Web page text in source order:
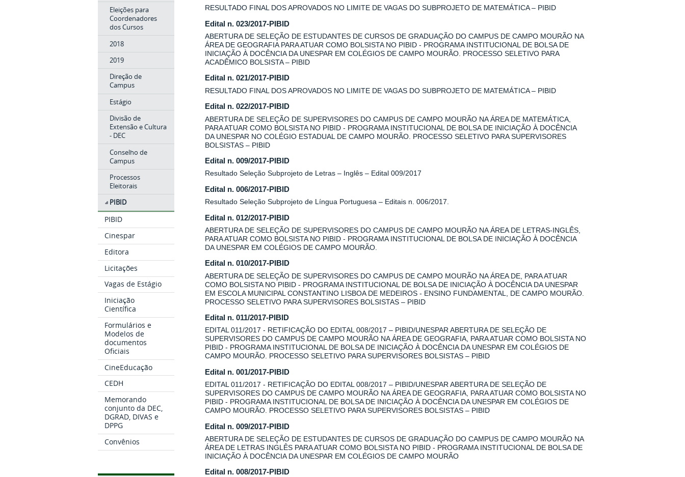
Eleições para
Coordenadores
dos Cursos
2018
2019
Direção de
Campus
Estágio
Divisão de
Extensão e Cultura
- DEC
Conselho de
Campus
Processos
Eleitorais
PIBID
PIBID
Cinespar
Editora
Licitações
Vagas de Estágio
Iniciação
Científica
Formulários e
Modelos de
documentos
Oficiais
CineEducação
CEDH
Memorando
conjunto da DEC,
DGRAD, DIVAS e
DPPG
Convênios
RESULTADO FINAL DOS APROVADOS NO LIMITE DE VAGAS DO SUBPROJETO DE MATEMÁTICA – PIBID
Edital n. 023/2017-PIBID
ABERTURA DE SELEÇÃO DE ESTUDANTES DE CURSOS DE GRADUAÇÃO DO CAMPUS DE CAMPO MOURÃO NA
ÁREA DE GEOGRAFIA PARA ATUAR COMO BOLSISTA NO PIBID - PROGRAMA INSTITUCIONAL DE BOLSA DE
INICIAÇÃO À DOCÊNCIA DA UNESPAR EM COLÉGIOS DE CAMPO MOURÃO. PROCESSO SELETIVO PARA
ACADÊMICO BOLSISTA – PIBID
Edital n. 021/2017-PIBID
RESULTADO FINAL DOS APROVADOS NO LIMITE DE VAGAS DO SUBPROJETO DE MATEMÁTICA – PIBID
Edital n. 022/2017-PIBID
ABERTURA DE SELEÇÃO DE SUPERVISORES DO CAMPUS DE CAMPO MOURÃO NA ÁREA DE MATEMÁTICA,
PARA ATUAR COMO BOLSISTA NO PIBID - PROGRAMA INSTITUCIONAL DE BOLSA DE INICIAÇÃO À DOCÊNCIA
DA UNESPAR NO COLÉGIO ESTADUAL DE CAMPO MOURÃO. PROCESSO SELETIVO PARA SUPERVISORES
BOLSISTAS – PIBID
Edital n. 009/2017-PIBID
Resultado Seleção Subprojeto de Letras – Inglês – Edital 009/2017
Edital n. 006/2017-PIBID
Resultado Seleção Subprojeto de Língua Portuguesa – Editais n. 006/2017.
Edital n. 012/2017-PIBID
ABERTURA DE SELEÇÃO DE SUPERVISORES DO CAMPUS DE CAMPO MOURÃO NA ÁREA DE LETRAS-INGLÊS,
PARA ATUAR COMO BOLSISTA NO PIBID - PROGRAMA INSTITUCIONAL DE BOLSA DE INICIAÇÃO À DOCÊNCIA
DA UNESPAR EM COLÉGIOS DE CAMPO MOURÃO.
Edital n. 010/2017-PIBID
ABERTURA DE SELEÇÃO DE SUPERVISORES DO CAMPUS DE CAMPO MOURÃO NA ÁREA DE, PARA ATUAR
COMO BOLSISTA NO PIBID - PROGRAMA INSTITUCIONAL DE BOLSA DE INICIAÇÃO À DOCÊNCIA DA UNESPAR
EM ESCOLA MUNICIPAL CONSTANTINO LISBOA DE MEDEIROS - ENSINO FUNDAMENTAL, DE CAMPO MOURÃO.
PROCESSO SELETIVO PARA SUPERVISORES BOLSISTAS – PIBID
Edital n. 011/2017-PIBID
EDITAL 011/2017 - RETIFICAÇÃO DO EDITAL 008/2017 – PIBID/UNESPAR ABERTURA DE SELEÇÃO DE
SUPERVISORES DO CAMPUS DE CAMPO MOURÃO NA ÁREA DE GEOGRAFIA, PARA ATUAR COMO BOLSISTA NO
PIBID - PROGRAMA INSTITUCIONAL DE BOLSA DE INICIAÇÃO À DOCÊNCIA DA UNESPAR EM COLÉGIOS DE
CAMPO MOURÃO. PROCESSO SELETIVO PARA SUPERVISORES BOLSISTAS – PIBID
Edital n. 001/2017-PIBID
EDITAL 011/2017 - RETIFICAÇÃO DO EDITAL 008/2017 – PIBID/UNESPAR ABERTURA DE SELEÇÃO DE
SUPERVISORES DO CAMPUS DE CAMPO MOURÃO NA ÁREA DE GEOGRAFIA, PARA ATUAR COMO BOLSISTA NO
PIBID - PROGRAMA INSTITUCIONAL DE BOLSA DE INICIAÇÃO À DOCÊNCIA DA UNESPAR EM COLÉGIOS DE
CAMPO MOURÃO. PROCESSO SELETIVO PARA SUPERVISORES BOLSISTAS – PIBID
Edital n. 009/2017-PIBID
ABERTURA DE SELEÇÃO DE ESTUDANTES DE CURSOS DE GRADUAÇÃO DO CAMPUS DE CAMPO MOURÃO NA
ÁREA DE LETRAS INGLÊS PARA ATUAR COMO BOLSISTA NO PIBID - PROGRAMA INSTITUCIONAL DE BOLSA DE
INICIAÇÃO À DOCÊNCIA DA UNESPAR EM COLÉGIOS DE CAMPO MOURÃO
Edital n. 008/2017-PIBID